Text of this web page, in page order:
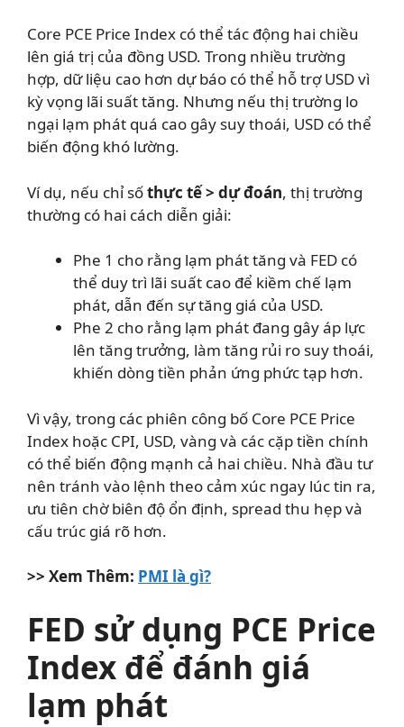
Core PCE Price Index có thể tác động hai chiều
lên giá trị của đồng USD. Trong nhiều trường
hợp, dữ liệu cao hơn dự báo có thể hỗ trợ USD vì
kỳ vọng lãi suất tăng. Nhưng nếu thị trường lo
ngại lạm phát quá cao gây suy thoái, USD có thể
biến động khó lường.
Ví dụ, nếu chỉ sốthực tế > dự đoán, thị trường
thường có hai cách diễn giải:
Phe 1 cho rằng lạm phát tăng và FED có
thể duy trì lãi suất cao để kiềm chế lạm
phát, dẫn đến sự tăng giá của USD.
Phe 2 cho rằng lạm phát đang gây áp lực
lên tăng trưởng, làm tăng rủi ro suy thoái,
khiến dòng tiền phản ứng phức tạp hơn.
Vì vậy, trong các phiên công bố Core PCE Price
Index hoặc CPI, USD, vàng và các cặp tiền chính
có thể biến động mạnh cả hai chiều. Nhà đầu tư
nên tránh vào lệnh theo cảm xúc ngay lúc tin ra,
ưu tiên chờ biên độ ổn định, spread thu hẹp và
cấu trúc giá rõ hơn.
>> Xem Thêm: PMI là gì?
FED sử dụng PCE Price
Index để đánh giá
lạm phát